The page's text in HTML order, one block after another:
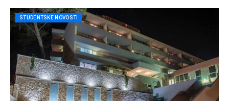
STUDENTSKE NOVOSTI